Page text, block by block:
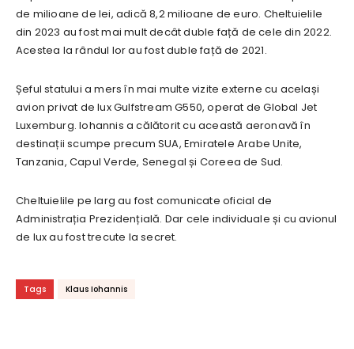
de milioane de lei, adică 8,2 milioane de euro. Cheltuielile
din 2023 au fost mai mult decât duble față de cele din 2022.
Acestea la rândul lor au fost duble față de 2021.
Șeful statului a mers în mai multe vizite externe cu același
avion privat de lux Gulfstream G550, operat de Global Jet
Luxemburg. Iohannis a călătorit cu această aeronavă în
destinații scumpe precum SUA, Emiratele Arabe Unite,
Tanzania, Capul Verde, Senegal și Coreea de Sud.
Cheltuielile pe larg au fost comunicate oficial de
Administrația Prezidențială. Dar cele individuale și cu avionul
de lux au fost trecute la secret.
Tags Klaus Iohannis